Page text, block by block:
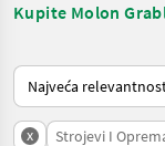
Kupite Molon
Način na koji
x Strojevi I